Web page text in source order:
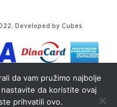
Developed by Cubes
da vam pružimo najbolje
da koristite ovaj
prihvatili ovo.